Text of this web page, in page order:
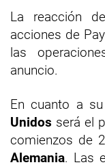
La reacción
acciones de
las
anuncio.
En cuanto a
Unidos será el
comienzos de
Alemania. Las